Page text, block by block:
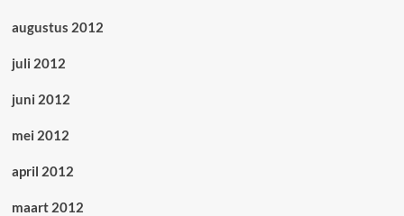
augustus 2012
juli 2012
juni 2012
mei 2012
april 2012
maart 2012